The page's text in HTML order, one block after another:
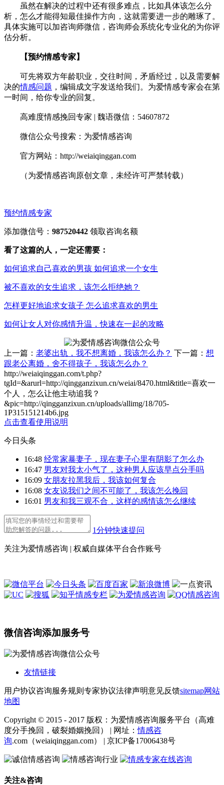
虽然在解决的过程中还有很多难点，比如具体该怎么分
析，怎么才能得知最佳操作方向，这就需要进一步的雕琢了。
具体实施可以加咨询师微信，咨询师会系统化专业化的为你评
估分析。
【预约情感专家】
可先将双方年龄职业，交往时间，矛盾经过，以及需要解
决的情感问题 ，编辑成文字发送给我们。为爱情感专家会在第
一时间，给你专业的回复。
高难度情感挽回专家 | 魏语微信：54607872
微信公众号搜索：为爱情感咨询
官方网站：http://weiaiqinggan.com
（为爱情感咨询原创文章，未经许可严禁转载）
预约情感专家
添加微信号： 987520442 领取咨询名额
看了这篇的人，一定还需要：
如何追求自己喜欢的男孩 如何追求一个女生
被不喜欢的女生追求，该怎么拒绝她？
怎样更好地追求女孩子 怎么追求喜欢的男生
如何让女人对你感情升温，快速在一起的攻略
上一篇： 老婆出轨，我不想离婚，我该怎么办？ 下一篇： 想
跟老公离婚，舍不得孩子，我该怎么办？
http://weiaiqinggan.com/t.php?
tgId=&arurl=http://qingganzixun.cn/weiai/8470.html&title=喜欢一
个人，怎么让他主动追我？
&pic=http://qingganzixun.cn/uploads/allimg/18/705-
1P315151214b6.jpg
点击查看使用说明
今日头条
16:48 经常家暴妻子，现在妻子心里有阴影了怎么办
16:47 男友对我太小气了，这种男人应该早点分手吗
16:09 女朋友拉黑我后，我该如何复合
16:08 女友说我们之间不可能了，我该怎么挽回
16:01 男友和我三观不合，这样的感情该怎么继续
1分钟快速提问
关注为爱情感咨询 | 权威自媒体平台合作账号
微信咨询添加服务号
友情链接
用户协议咨询服务规则 专家协议法律声明意见反馈sitemap网站
地图
Copyright © 2015 - 2017 版权：为爱情感咨询服务平台（高难
度分手挽回，破裂婚姻挽回） | 网址：情感咨
询.com（weiaiqinggan.com） | 京ICP备17006438号
关注&咨询